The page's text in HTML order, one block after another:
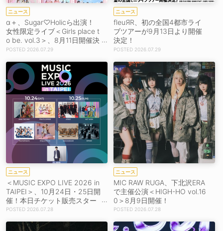
ニュース
α＋、Sugar♡Holicら出演！
女性限定ライブ＜Girls place t
o be. vol.3＞、8月11日開催決
定！
2026.07.29
ニュース
fleuЯR、初の全国4都市ライ
ブツアーが9月13日より開催
決定！
2026.07.29
ニュース
＜MUSIC EXPO LIVE 2026 in
TAIPEI＞、10月24日・25日開
催！本日チケット販売スター
ト！
2026.07.28
ニュース
MIC RAW RUGA、下北沢ERA
で主催公演＜HIGH-HO vol.16
0＞8月9日開催！
2026.07.28